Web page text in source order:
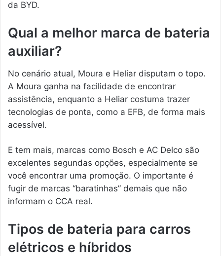
da BYD.
Qual a melhor marca de bateria
auxiliar?
No cenário atual, Moura e Heliar disputam o topo.
A Moura ganha na facilidade de encontrar
assistência, enquanto a Heliar costuma trazer
tecnologias de ponta, como a EFB, de forma mais
acessível.
E tem mais, marcas como Bosch e AC Delco são
excelentes segundas opções, especialmente se
você encontrar uma promoção. O importante é
fugir de marcas “baratinhas” demais que não
informam o CCA real.
Tipos de bateria para carros
elétricos e híbridos